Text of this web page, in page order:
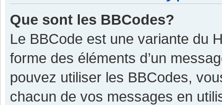
Que sont les BBCodes?
Le BBCode est une variante du
forme des éléments d’un
pouvez utiliser les BBCodes,
chacun de vos messages en